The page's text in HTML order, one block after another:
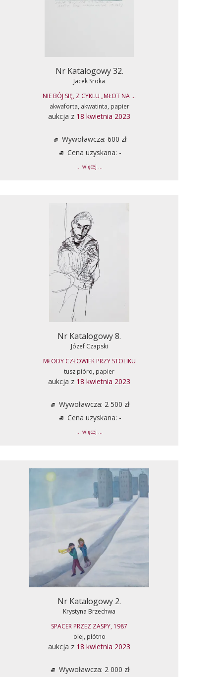
Nr Katalogowy 32.
Jacek Sroka
NIE BÓJ SIĘ, Z CYKLU „MŁOT NA ...
akwaforta, akwatinta, papier
aukcja z 18 kwietnia 2023
Wywoławcza: 600 zł
Cena uzyskana: -
... więcej ...
Nr Katalogowy 8.
Józef Czapski
MŁODY CZŁOWIEK PRZY STOLIKU
tusz pióro, papier
aukcja z 18 kwietnia 2023
Wywoławcza: 2 500 zł
Cena uzyskana: -
... więcej ...
Nr Katalogowy 2.
Krystyna Brzechwa
SPACER PRZEZ ZASPY, 1987
olej, płótno
aukcja z 18 kwietnia 2023
Wywoławcza: 2 000 zł